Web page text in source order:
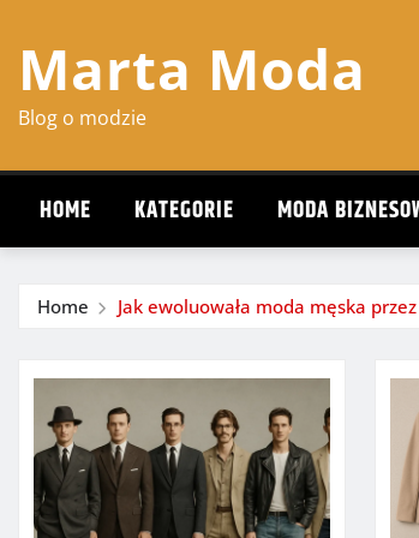
content
Marta Moda
Blog o modzie
HOME KATEGORIE MODA
Home Jak ewoluowała moda męska